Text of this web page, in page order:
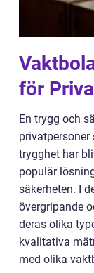
för
En trygg och
privatpersoner
trygghet har
populär
säkerheten. I
övergripande
deras olika
kvalitativa
med olika